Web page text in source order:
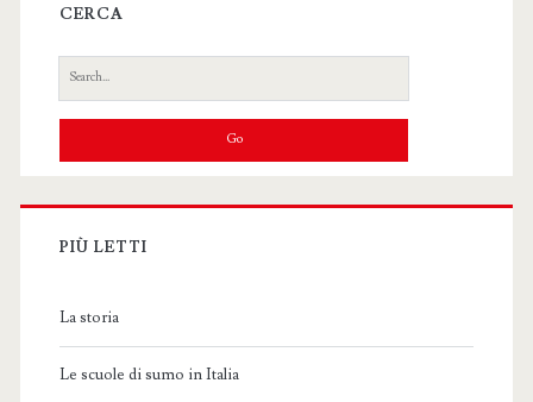
CERCA
Search
for:
PIÙ LETTI
La storia
Le scuole di sumo in Italia